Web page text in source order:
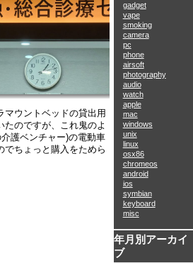
マウントベッドの貸出用
のですが、これ鬼のよ
護ベンチャー)の電動車
でちょっと購入をためら
gadget
vape
smoking
camera
pc
phone
airsoft
photography
audio
watch
apple
mac
windows
unix
linux
osx86
chromeos
android
ios
symbian
keyboard
misc
年月別アーカイ
ブ